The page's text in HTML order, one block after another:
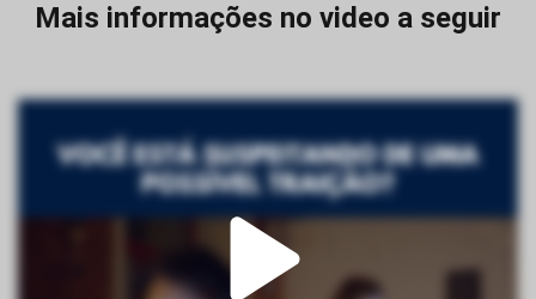
Mais informações no video a seguir